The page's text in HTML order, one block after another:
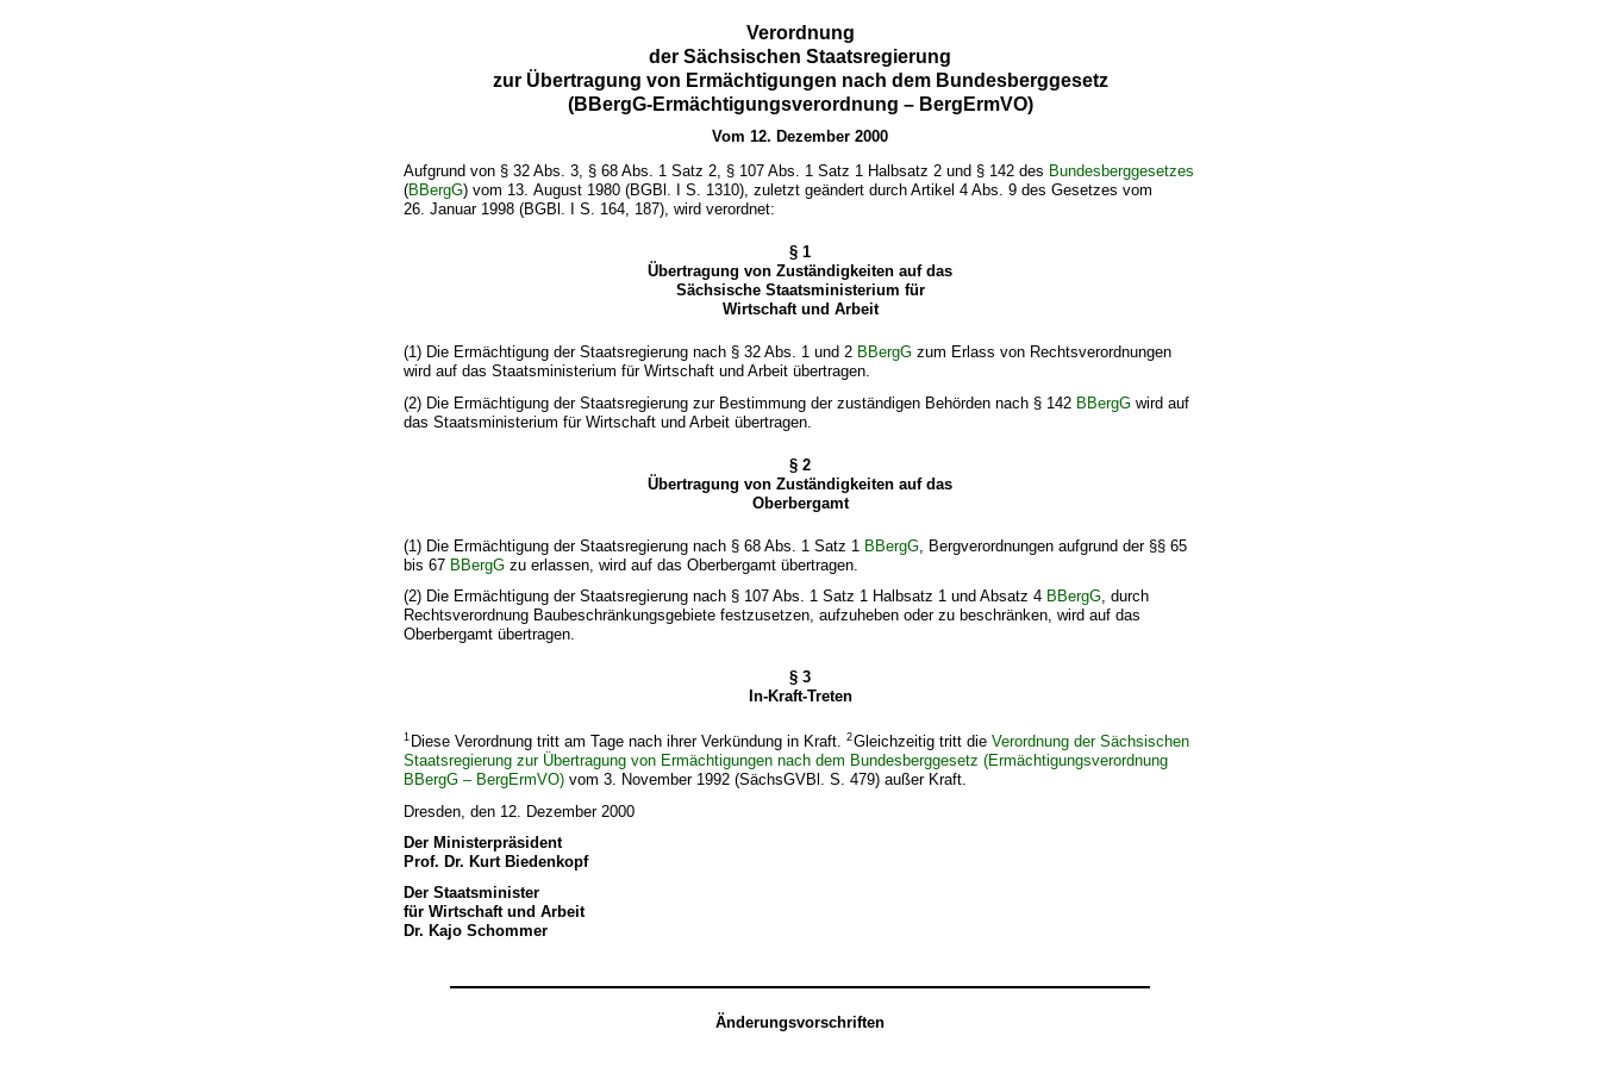
Verordnung
der Sächsischen Staatsregierung
zur Übertragung von Ermächtigungen nach dem Bundesberggesetz
(BBergG-Ermächtigungsverordnung – BergErmVO)
Vom 12. Dezember 2000
Aufgrund von § 32 Abs. 3, § 68 Abs. 1 Satz 2, § 107 Abs. 1 Satz 1 Halbsatz 2 und § 142 des Bundesberggesetzes
(BBergG) vom 13. August 1980 (BGBl. I S. 1310), zuletzt geändert durch Artikel 4 Abs. 9 des Gesetzes vom
26. Januar 1998 (BGBl. I S. 164, 187), wird verordnet:
§ 1
Übertragung von Zuständigkeiten auf das
Sächsische Staatsministerium für
Wirtschaft und Arbeit
(1) Die Ermächtigung der Staatsregierung nach § 32 Abs. 1 und 2 BBergG zum Erlass von Rechtsverordnungen
wird auf das Staatsministerium für Wirtschaft und Arbeit übertragen.
(2) Die Ermächtigung der Staatsregierung zur Bestimmung der zuständigen Behörden nach § 142 BBergG wird auf
das Staatsministerium für Wirtschaft und Arbeit übertragen.
§ 2
Übertragung von Zuständigkeiten auf das
Oberbergamt
(1) Die Ermächtigung der Staatsregierung nach § 68 Abs. 1 Satz 1 BBergG , Bergverordnungen aufgrund der §§ 65
bis 67 BBergG zu erlassen, wird auf das Oberbergamt übertragen.
(2) Die Ermächtigung der Staatsregierung nach § 107 Abs. 1 Satz 1 Halbsatz 1 und Absatz 4 BBergG , durch
Rechtsverordnung Baubeschränkungsgebiete festzusetzen, aufzuheben oder zu beschränken, wird auf das
Oberbergamt übertragen.
§ 3
In-Kraft-Treten
1 Diese Verordnung tritt am Tage nach ihrer Verkündung in Kraft.2Gleichzeitig tritt die Verordnung der Sächsischen
Staatsregierung zur Übertragung von Ermächtigungen nach dem Bundesberggesetz (Ermächtigungsverordnung
BBergG – BergErmVO) vom 3. November 1992 (SächsGVBl. S. 479) außer Kraft.
Dresden, den 12. Dezember 2000
Der Ministerpräsident
Prof. Dr. Kurt Biedenkopf
Der Staatsminister
für Wirtschaft und Arbeit
Dr. Kajo Schommer
Änderungsvorschriften